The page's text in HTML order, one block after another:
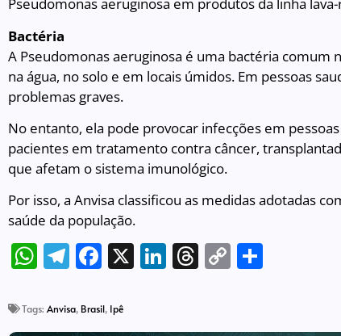
Pseudomonas aeruginosa em produtos da linha
Bactéria
A Pseudomonas aeruginosa é uma bactéria comum
na água, no solo e em locais úmidos. Em pessoas
problemas graves.
No entanto, ela pode provocar infecções em
pacientes em tratamento contra câncer,
que afetam o sistema imunológico.
Por isso, a Anvisa classificou as medidas adotadas
saúde da população.
WhatsApp
Telegram
Facebook
X LinkedIn
Threads
Copy
Tags: Anvisa, Brasil, Ipê